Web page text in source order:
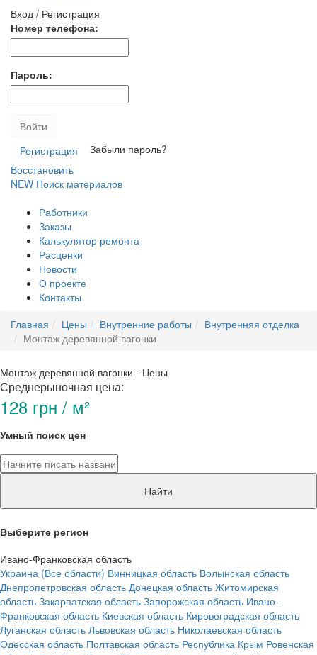
Вход / Регистрация
Номер телефона:
Пароль:
Войти
Регистрация
Забыли пароль?
Восстановить
NEW Поиск материалов
Работники
Заказы
Калькулятор ремонта
Расценки
Новости
О проекте
Контакты
Главная
Цены Внутренние работы
Внутренняя отделка
Монтаж деревянной вагонки
Монтаж деревянной вагонки - Цены
Среднерыночная цена:
128 грн / м²
Умный поиск цен
Найти
Выберите регион
Ивано-Франковская область
Украина (Все области) Винницкая область Волынская область
Днепропетровская область Донецкая область Житомирская
область Закарпатская область Запорожская область Ивано-
Франковская область Киевская область Кировоградская область
Луганская область Львовская область Николаевская область
Одесская область Полтавская область Республика Крым Ровенская